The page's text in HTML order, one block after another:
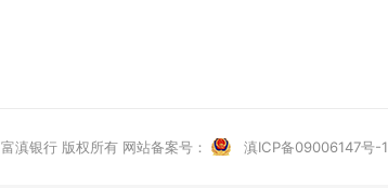
富滇银行 版权所有 网站备案号： 滇ICP备09006147号-1